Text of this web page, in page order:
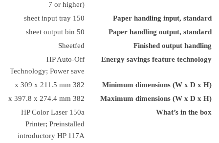
7 or higher)
Paper handling input, standard
150 sheet input tray
Paper handling output, standard
50 sheet output bin
Finished output handling
Sheetfed
Energy savings feature technology
HP Auto-Off
Technology; Power save
Minimum dimensions (W x D x H)
382 x 309 x 211.5 mm
Maximum dimensions (W x D x H)
382 x 397.8 x 274.4 mm
What’s in the box
HP Color Laser 150a
Printer; Preinstalled
introductory HP 117A